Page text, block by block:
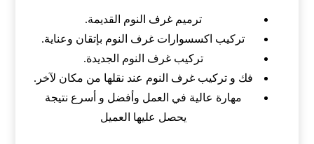
ترميم غرف النوم القديمة.
تركيب اكسسوارات غرف النوم بإتقان وعناية.
تركيب غرف النوم الجديدة.
فك و تركيب غرف النوم عند نقلها من مكان لآخر.
مهارة عالية في العمل وأفضل و أسرع نتيجة
يحصل عليها العميل